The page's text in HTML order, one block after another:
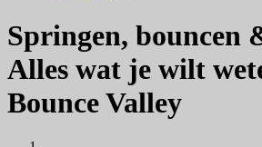
Springen, bouncen
Alles wat je wilt
Bounce Valley